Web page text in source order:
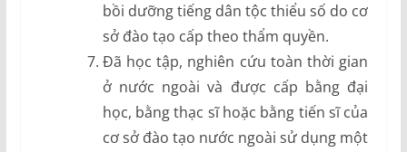
bồi dưỡng tiếng dân tộc thiểu số do cơ
sở đào tạo cấp theo thẩm quyền.
Đã học tập, nghiên cứu toàn thời gian
ở nước ngoài và được cấp bằng đại
học, bằng thạc sĩ hoặc bằng tiến sĩ của
cơ sở đào tạo nước ngoài sử dụng một